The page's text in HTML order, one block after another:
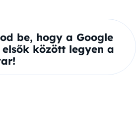
be, hogy a Google
elsők között legyen a